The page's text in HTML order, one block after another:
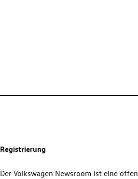
Registrierung
Der Volkswagen Newsroom ist eine